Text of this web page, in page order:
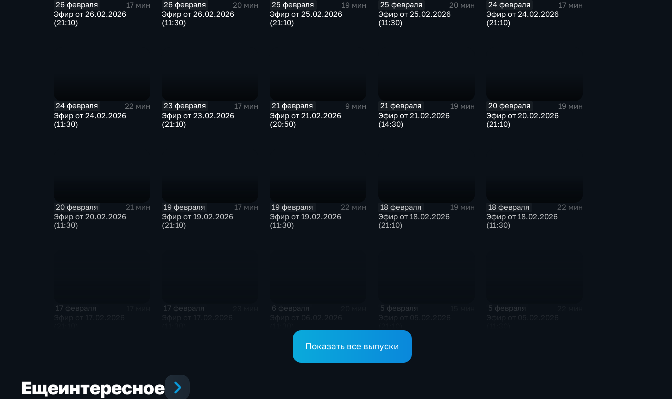
26 февраля
17 мин
Эфир от 26.02.2026
(21:10)
26 февраля
20 мин
Эфир от 26.02.2026
(11:30)
25 февраля
19 мин
Эфир от 25.02.2026
(21:10)
25 февраля
20 мин
Эфир от 25.02.2026
(11:30)
24 февраля
17 мин
Эфир от 24.02.2026
(21:10)
24 февраля
22 мин
Эфир от 24.02.2026
(11:30)
23 февраля
17 мин
Эфир от 23.02.2026
(21:10)
21 февраля
9 мин
Эфир от 21.02.2026
(20:50)
21 февраля
19 мин
Эфир от 21.02.2026
(14:30)
20 февраля
19 мин
Эфир от 20.02.2026
(21:10)
20 февраля
21 мин
Эфир от 20.02.2026
(11:30)
19 февраля
17 мин
Эфир от 19.02.2026
(21:10)
19 февраля
22 мин
Эфир от 19.02.2026
(11:30)
18 февраля
19 мин
Эфир от 18.02.2026
(21:10)
18 февраля
22 мин
Эфир от 18.02.2026
(11:30)
17 февраля 17 февраля 6 февраля 5 февраля 5 февраля
Показать все выпуски
Ещеинтересное